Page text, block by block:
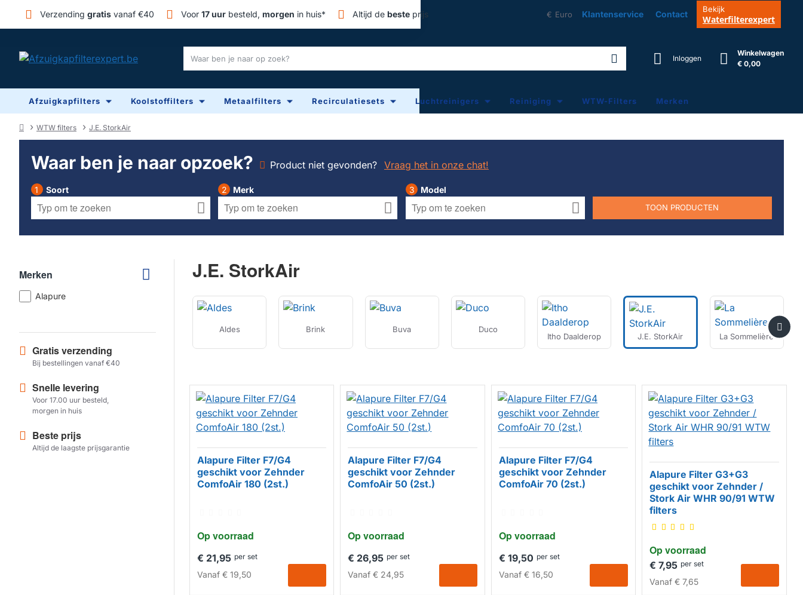
Verzending gratis vanaf €40 Voor 17 uur besteld, morgen in huis* Altijd de beste prijs € Euro Klantenservice Contact
Bekijk
Waterfilterexpert
Waar
je
naar
op
Inloggen
Winkelwagen
€ 0,00
Afzuigkapfilters Koolstoffilters Metaalfilters Recirculatiesets Luchtreinigers Reiniging WTW-Filters Merken
WTW filters J.E. StorkAir
Waar ben je naar opzoek? Product niet gevonden? Vraag het in onze chat!
Soort Merk Model
TOON PRODUCTEN
Merken
Alapure
Gratis verzending
Bij bestellingen vanaf €40
Snelle levering
Voor 17.00 uur besteld,
morgen in huis
Beste prijs
Altijd de laagste prijsgarantie
J.E. StorkAir
Aldes Brink Buva Duco
Itho Daalderop J.E. StorkAir La Sommelière
HUISMERK
Op voorraad
Alapure Filter F7/G4
geschikt voor Zehnder
ComfoAir 180 (2st.)
€ 21,95 per set
Vanaf € 19,50
HUISMERK
Op voorraad
Alapure Filter F7/G4
geschikt voor Zehnder
ComfoAir 50 (2st.)
€ 26,95 per set
Vanaf € 24,95
HUISMERK
Op voorraad
Alapure Filter F7/G4
geschikt voor Zehnder
ComfoAir 70 (2st.)
€ 19,50 per set
Vanaf€ 16,50
HUISMERK
Op voorraad
Alapure Filter G3+G3
geschikt voor Zehnder /
Stork Air WHR 90/91 WTW
filters
€ 7,95 per set
Vanaf € 7,65